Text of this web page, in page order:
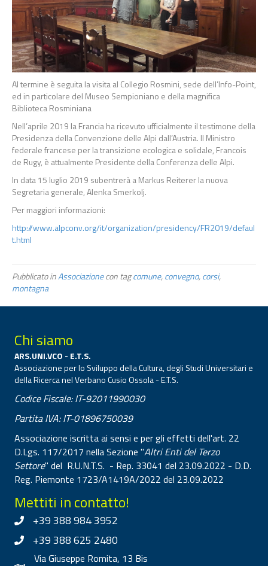
Al termine è seguita la visita al Collegio Rosmini, sede dell’Info-Point,
ed in particolare del Museo Sempioniano e della magnifica
Biblioteca Rosminiana
Nell’aprile 2019 la Francia ha ricevuto ufficialmente il testimone della
Presidenza della Convenzione delle Alpi dall’Austria. Il Ministro
federale francese per la transizione ecologica e solidale, Francois
de Rugy, è attualmente Presidente della Conferenza delle Alpi.
In data 15 luglio 2019 subentrerà a Markus Reiterer la nuova
Segretaria generale, Alenka Smerkolj.
Per maggiori informazioni:
http://www.alpconv.org/it/organization/presidency/FR2019/defaul
t.html
Pubblicato inAssociazionecon tagcomune,convegno,corsi,
montagna
Chi siamo
ARS.UNI.VCO - E.T.S.
Associazione per lo Sviluppo della Cultura, degli Studi Universitari e
della Ricerca nel Verbano Cusio Ossola - E.T.S.
Codice Fiscale: IT-92011990030
Partita IVA: IT-01896750039
Associazione iscritta ai sensi e per gli effetti dell'art. 22
D.Lgs. 117/2017 nella Sezione "Altri Enti del Terzo
Settore" del R.U.N.T.S. - Rep. 33041 del 23.09.2022 - D.D.
Reg. Piemonte 1723/A1419A/2022 del 23.09.2022
Mettiti in contatto!
+39 388 984 3952
+39 388 625 2480
Via Giuseppe Romita, 13 Bis